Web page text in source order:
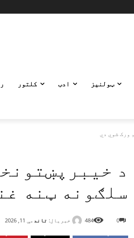
ټولنیز ادب کلتور
ورک شوي دي
د
سلګونه ټنه
خبریال: تاند مې 11, 2026 0
484